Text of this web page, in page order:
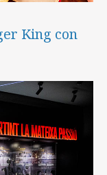
King con